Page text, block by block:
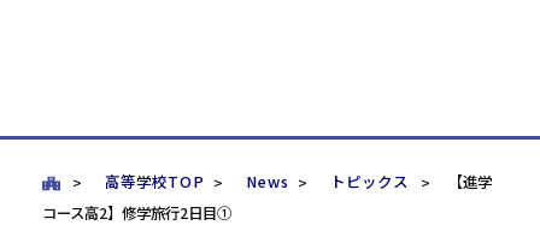
高等学校TOP News トピックス
【進学
コース高2】修学旅行2日目①